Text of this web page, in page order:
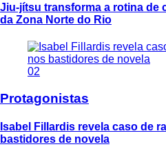
Jiu-jítsu transforma a rotina de
da Zona Norte do Rio
02
Protagonistas
Isabel Fillardis revela caso de
bastidores de novela